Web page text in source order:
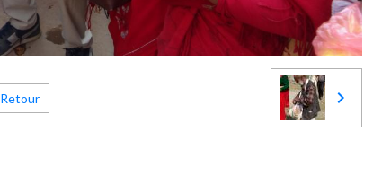
Retour